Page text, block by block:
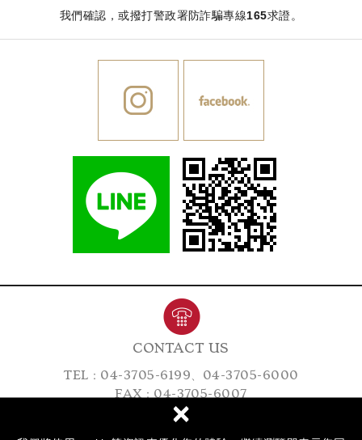
×
我們確認，或撥打警政署防詐騙專線165求證。
CONTACT US
TEL： 04-3705-6199、 04-3705-6000
FAX：04-3705-6007
ADD：40756 臺中市西屯區市政路77號